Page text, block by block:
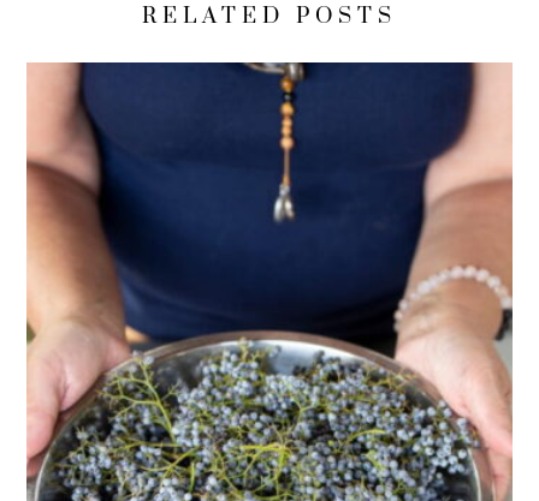
RELATED POSTS